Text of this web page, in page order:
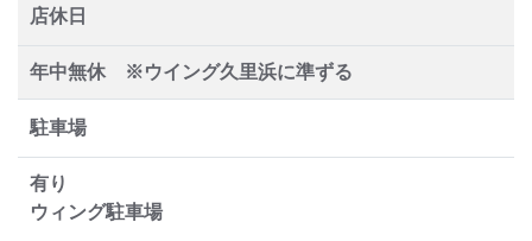
店休日
年中無休 ※ウイング久里浜に準ずる
駐車場
有り
ウィング駐車場